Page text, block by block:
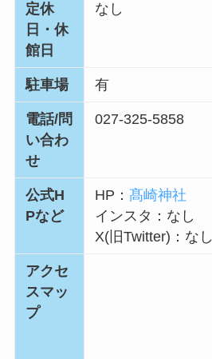
定休
日・休
館日
なし
駐車場 有
電話/問
い合わ
せ
027-325-5858
公式H
Pなど
HP：髙崎神社
インスタ： なし
X(旧Twitter)： なし
アクセ
スマッ
プ